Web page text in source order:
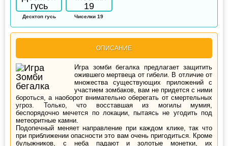
ОПИСАНИЕ
Игра зомби бегалка предлагает защитить
ожившего мертвеца от гибели. В отличие от
множества существующих приложений с
участием зомбаков, вам не придется с ними
бороться, а наоборот внимательно оберегать от смертельных
угроз. Только, что восставшая из могилы мумия,
беспорядочно мечется по локации, пытаясь не угодить под
метеоритные камни.
Подопечный меняет направление при каждом клике, так что
при приближении опасности это вам очень пригодиться. Кроме
булыжников, с неба падают и золотые монетки, их
Десктоп гусь Чиселки 19